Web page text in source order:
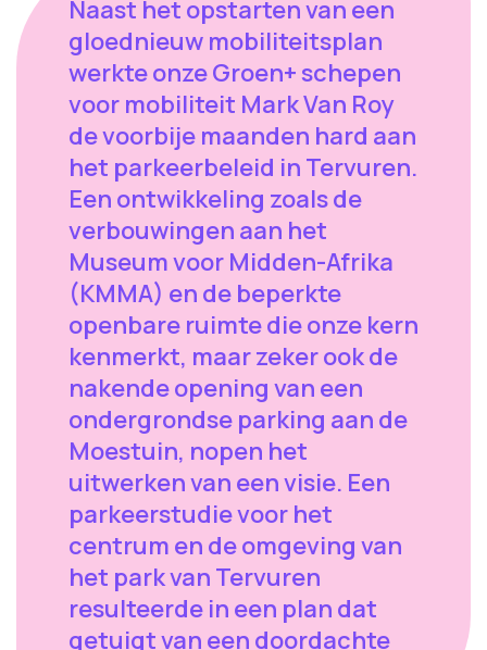
Naast het opstarten van een
gloednieuw mobiliteitsplan
werkte onze Groen+ schepen
voor mobiliteit Mark Van Roy
de voorbije maanden hard aan
het parkeerbeleid in Tervuren.
Een ontwikkeling zoals de
verbouwingen aan het
Museum voor Midden-Afrika
(KMMA) en de beperkte
openbare ruimte die onze kern
kenmerkt, maar zeker ook de
nakende opening van een
ondergrondse parking aan de
Moestuin, nopen het
uitwerken van een visie. Een
parkeerstudie voor het
centrum en de omgeving van
het park van Tervuren
resulteerde in een plan dat
getuigt van een doordachte